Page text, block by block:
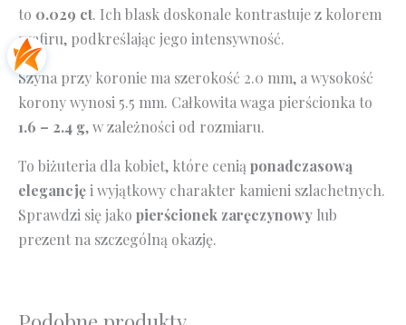
to 0.029 ct. Ich blask doskonale kontrastuje z kolorem
szafiru, podkreślając jego intensywność.
Szyna przy koronie ma szerokość 2.0 mm, a wysokość
korony wynosi 5.5 mm. Całkowita waga pierścionka to
1.6 – 2.4 g, w zależności od rozmiaru.
To biżuteria dla kobiet, które cenią ponadczasową
elegancjęi wyjątkowy charakter kamieni szlachetnych.
Sprawdzi się jako pierścionek zaręczynowy lub
prezent na szczególną okazję.